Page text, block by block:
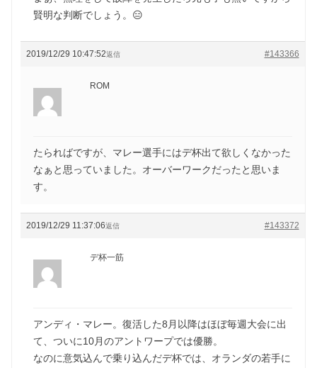
賢明な判断でしょう。😑
2019/12/29 10:47:52 #143366
返信
ROM
たらればですが、マレー選手にはデ杯出て欲しくなかった
なぁと思っていました。オーバーワークだったと思いま
す。
2019/12/29 11:37:06 #143372
返信
デ杯一筋
アンディ・マレー。復活した8月以降はほぼ毎週大会に出
て、ついに10月のアントワープでは優勝。
なのに意気込んで乗り込んだデ杯では、オランダの若手に